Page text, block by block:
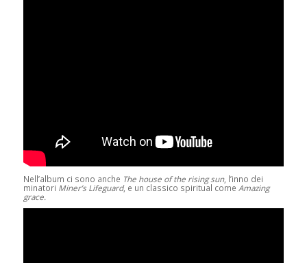
Nell’album ci sono anche The house of the rising sun, l’inno dei
minatori Miner’s Lifeguard, e un classico spiritual come Amazing
grace.